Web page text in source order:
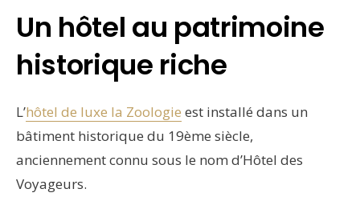
Un hôtel au patrimoine
historique riche
L’hôtel de luxe la Zoologie est installé dans un
bâtiment historique du 19ème siècle,
anciennement connu sous le nom d’Hôtel des
Voyageurs.